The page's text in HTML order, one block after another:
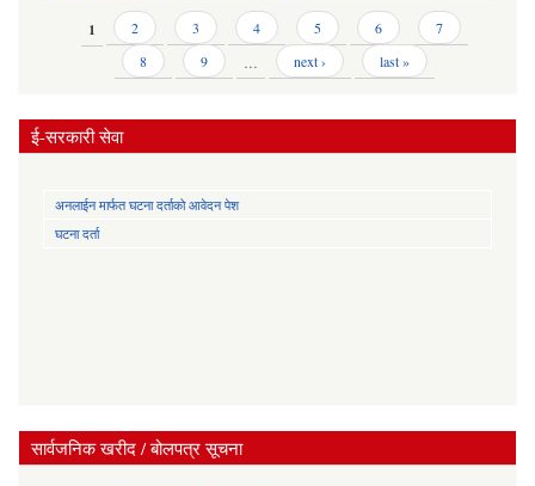
Pages1 2 3 4 5 6
7
8
9 … next › last »
ई-सरकारी सेवा
अनलाईन मार्फत घटना दर्ताको आवेदन पेश
घटना दर्ता
सार्वजनिक खरीद / बोलपत्र सूचना